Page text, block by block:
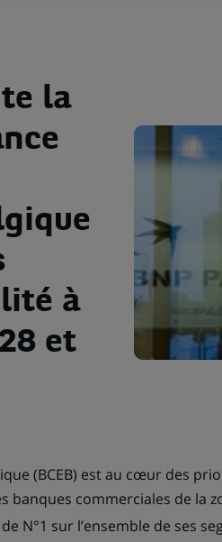
la
à
et
(BCEB) est au cœur des
commerciales de la
N°1 sur l’ensemble de ses